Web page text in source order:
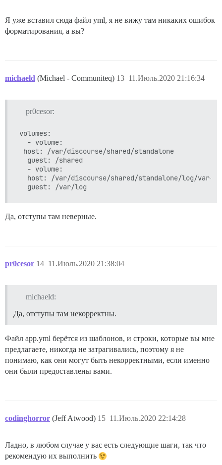
Pups::ExecError: команда chown -R root /var/lib/
Место ошибки: /pups/lib/pups/exec_command.rb:112:in
Я уже вставил сюда файл yml, я не вижу там никаких ошибок
форматирования, а вы?
michaeld (Michael - Communiteq) 11.Июль.2020 21:16:34
13
pr0cesor:
volumes:
  - volume:
host: /var/discourse/shared/standalone
  guest: /shared
  - volume:
host: /var/discourse/shared/standalone/log/var-
Да, отступы там неверные.
pr0cesor 11.Июль.2020 21:38:04
14
michaeld:
Да, отступы там некорректны.
Файл app.yml берётся из шаблонов, и строки, которые вы мне
предлагаете, никогда не затрагивались, поэтому я не
понимаю, как они могут быть некорректными, если именно
они были предоставлены вами.
codinghorror (Jeff Atwood) 11.Июль.2020 22:14:28
15
Ладно, в любом случае у вас есть следующие шаги, так что
рекомендую их выполнить